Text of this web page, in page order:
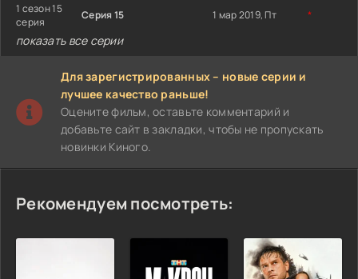
1 сезон 15
серия
Серия 15 1 мар 2019, Пт *
показать все серии
Для зарегистрированных – новые серии и
лучшее качество раньше!
Оцените фильм, оставьте комментарий и
добавьте сайт в закладки, чтобы не пропускать
новинки Киного.
Рекомендуем посмотреть: